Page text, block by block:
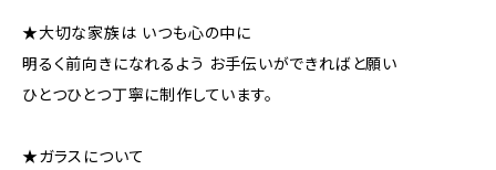
★大切な家族は いつも心の中に
明るく前向きになれるよう お手伝いができればと願い
ひとつひとつ丁寧に制作しています。
★ガラスについて